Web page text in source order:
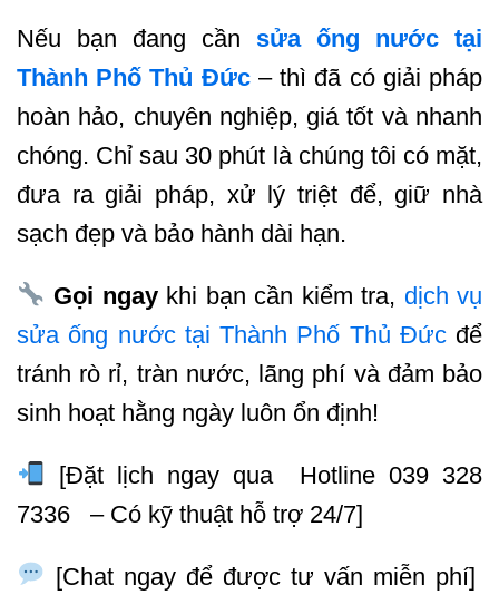
Nếu bạn đang cần sửa ống nước tại
Thành Phố Thủ Đức– thì đã có giải pháp
hoàn hảo, chuyên nghiệp, giá tốt và nhanh
chóng. Chỉ sau 30 phút là chúng tôi có mặt,
đưa ra giải pháp, xử lý triệt để, giữ nhà
sạch đẹp và bảo hành dài hạn.
Gọi ngaykhi bạn cần kiểm tra, dịch vụ
sửa ống nước tại Thành Phố Thủ Đứcđể
tránh rò rỉ, tràn nước, lãng phí và đảm bảo
sinh hoạt hằng ngày luôn ổn định!
[Đặt lịch ngay qua Hotline 039 328
7336 – Có kỹ thuật hỗ trợ 24/7]
[Chat ngay để được tư vấn miễn phí]